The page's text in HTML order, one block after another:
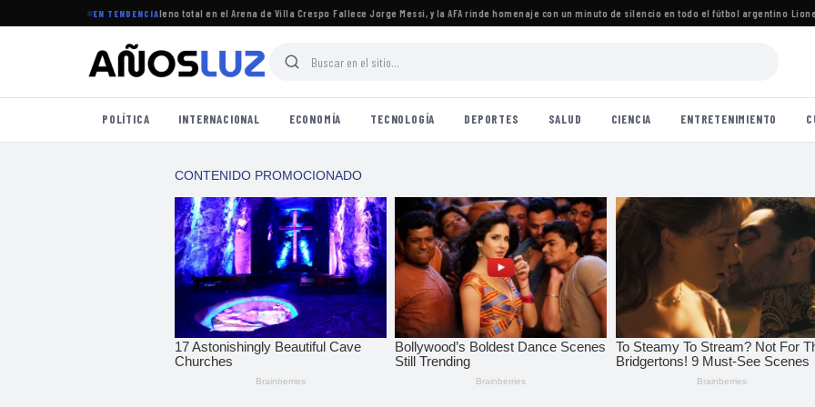
EN TENDENCIA
a Argentina y logró un lleno total en el Arena de Villa Crespo·Fallece Jorge Messi, y la AFA rinde homenaje con un minuto de silencio en todo el fútbol argentino·Lionel
POLÍTICA INTERNACIONAL ECONOMÍA TECNOLOGÍA DEPORTES SALUD CIENCIA ENTRETENIMIENTO